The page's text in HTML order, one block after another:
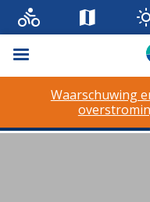
Menu
Waarschuwing